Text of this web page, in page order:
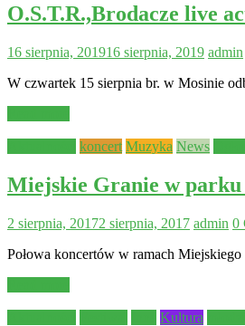
O.S.T.R.,Brodacze live
16 sierpnia, 201916 sierpnia, 2019 admin
W czwartek 15 sierpnia br. w Mosinie
koncert Muzyka News
Miejskie Granie w parku
2 sierpnia, 20172 sierpnia, 2017 admin 0
Połowa koncertów w ramach
Kultura